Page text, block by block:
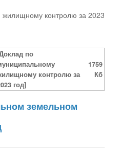
контролю за 2023
по
контролю за
год]
1759
Кб
земельном